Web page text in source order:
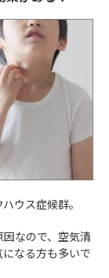
ウス症候群。
なので、空気清
なる方も多いで